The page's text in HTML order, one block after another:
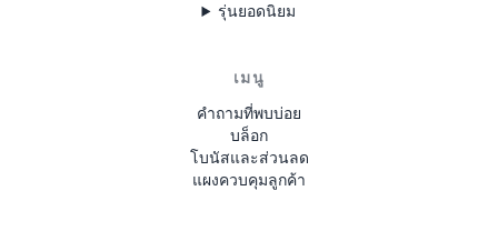
รุ่นยอดนิยม
เมนู
คำถามที่พบบ่อย
บล็อก
โบนัสและส่วนลด
แผงควบคุมลูกค้า